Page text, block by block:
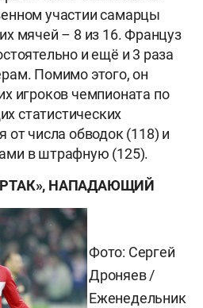
участии самарцы
мячей – 8 из 16. Француз
и ещё и 3 раза
Помимо этого, он
игроков чемпионата по
статистических
от числа обводок (118) и
в штрафную (125).
НАПАДАЮЩИЙ
Фото: Сергей
Дроняев /
Еженедельник